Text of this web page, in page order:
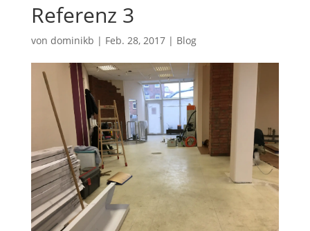
Referenz 3
von dominikb | Feb. 28, 2017| Blog